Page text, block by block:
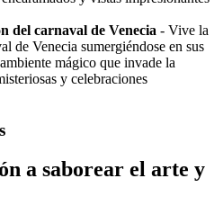
del carnaval de Venecia - Vive la
de Venecia sumergiéndose en sus
mágico que invade la
y celebraciones
a saborear el arte y